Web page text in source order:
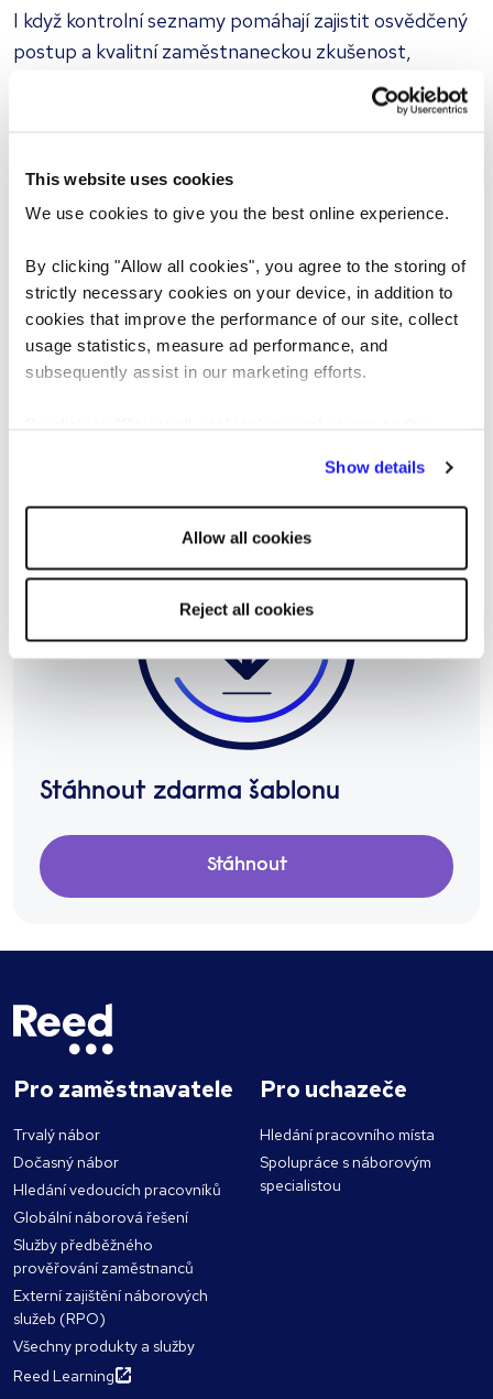
This website uses cookies
We use cookies to give you the best online experience.
By clicking "Allow all cookies", you agree to the storing of
strictly necessary cookies on your device, in addition to
cookies that improve the performance of our site, collect
usage statistics, measure ad performance, and
subsequently assist in our marketing efforts.
Show details
Allow all cookies
Reject all cookies
Stáhnout zdarma šablonu
Stáhnout
I když kontrolní seznamy pomáhají zajistit osvědčený
postup a kvalitní zaměstnaneckou zkušenost,
neměly by se stát jen formální „odškrtávací“ rutinou.
tak, aby zjednodušil onboardingový proces a poskytl
novým zaměstnancům podporu během jejich prvních
Stáhněte si Reed checklist pro zaškolení
Ať už hledáte praktický nástroj pro použití ve vaší
společnosti, nebo se jen chcete dozvědět, co by měl
Pro zaměstnavatele
Trvalý nábor
Dočasný nábor
Hledání vedoucích pracovníků
Globální náborová řešení
Služby předběžného
prověřování zaměstnanců
Externí zajištění náborových
služeb (RPO)
Všechny produkty a služby
Reed Learning
Pro uchazeče
Hledání pracovního místa
Spolupráce s náborovým
specialistou